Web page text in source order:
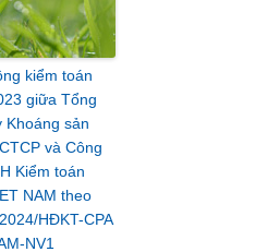
kiểm toán
giữa Tổng
Khoáng sản
và Công
Kiểm toán
NAM theo
HĐKT-CPA
NV1